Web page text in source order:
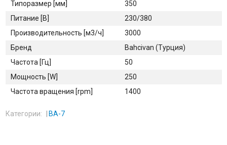
Типоразмер [мм]
350
Питание [В]
230/380
Производительность [м3/ч]
3000
Бренд
Bahcivan (Турция)
Частота [Гц]
50
Мощность [W]
250
Частота вращения [rpm]
1400
Категории: BA-7